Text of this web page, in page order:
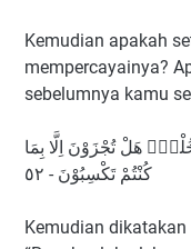
Kemudian apakah
mempercayainya?
sebelumnya kamu
هَلْ تُجْزَوْنَ اِلَّا بِمَا
كُنْتُمْ تَكْسِبُوْنَ - ٥٢
Kemudian